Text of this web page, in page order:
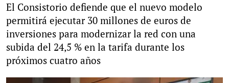
El Consistorio defiende que el nuevo modelo
permitirá ejecutar 30 millones de euros de
inversiones para modernizar la red con una
subida del 24,5 % en la tarifa durante los
próximos cuatro años